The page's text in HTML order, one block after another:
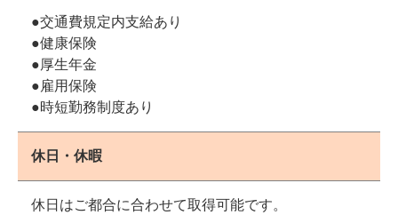
●交通費規定内支給あり
●健康保険
●厚生年金
●雇用保険
●時短勤務制度あり
休日・休暇
休日はご都合に合わせて取得可能です。